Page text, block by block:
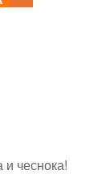
чеснока!